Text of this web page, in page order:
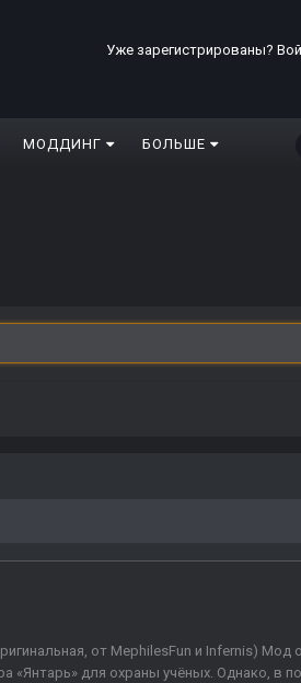
Уже зарегистрированы?
МОДДИНГ БОЛЬШЕ
от MephilesFun и Infernis) Мод
для охраны учёных. Однако, в